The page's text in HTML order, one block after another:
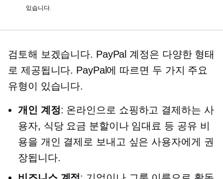
있습니다.
검토해 보겠습니다. PayPal 계정은 다양한 형태
로 제공됩니다. PayPal에 따르면 두 가지 주요
유형이 있습니다.
개인 계정: 온라인으로 쇼핑하고 결제하는 사
용자, 식당 요금 분할이나 임대료 등 공유 비
용을 개인 결제로 보내고 싶은 사용자에게 권
장됩니다.